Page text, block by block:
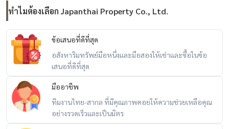
ทำไมต้องเลือก Japanthai Property Co., Ltd.
ข้อเสนอที่ดีที่สุด
อสังหาริมทรัพย์มือหนึ่งและมือสองให้เช่าและซื้อในข้อ
เสนอที่ดีที่สุด
มืออาชีพ
ทีมงานไทย-สากล ที่มีคุณภาพคอยให้ความช่วยเหลือคุณ
อย่างรวดเร็วและเป็นมิตร